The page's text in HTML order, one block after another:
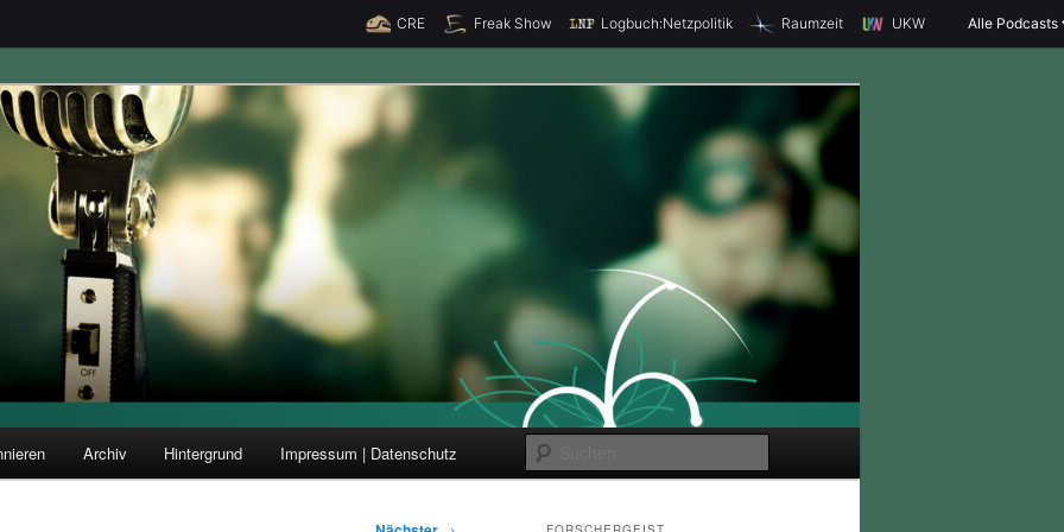
CRE Freak Show Logbuch:Netzpolitik Raumzeit UKW Alle Podcasts
und Forschung
u
Archiv Hintergrund Impressum | Datenschutz